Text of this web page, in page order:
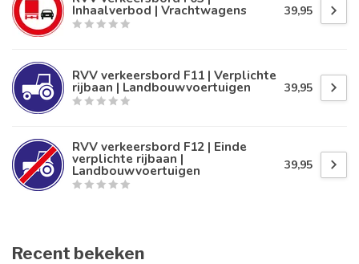
Inhaalverbod | Vrachtwagens 39,95
RVV verkeersbord F11 | Verplichte
rijbaan | Landbouwvoertuigen 39,95
RVV verkeersbord F12 | Einde
verplichte rijbaan |
Landbouwvoertuigen 39,95
Recent bekeken